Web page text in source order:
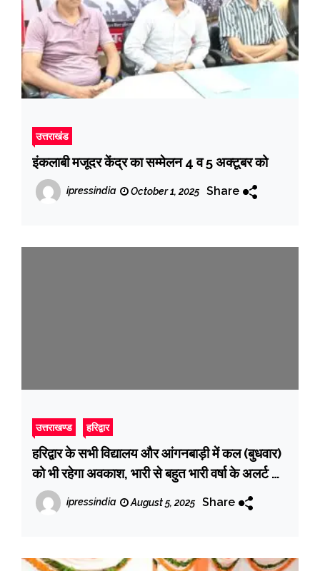
उत्तराखंड
इंकलाबी मजूदर केंद्र का सम्मेलन 4 व 5 अक्टूबर को
ipressindia October 1, 2025 Share
उत्तराखण्ड हरिद्वार
हरिद्वार के सभी विद्यालय और आंगनबाड़ी में कल (बुधवार)
को भी रहेगा अवकाश, भारी से बहुत भारी वर्षा के अलर्ट को
देखते हुए डीएम मयूर दीक्षित ने जारी किए आदेश
ipressindia August 5, 2025 Share